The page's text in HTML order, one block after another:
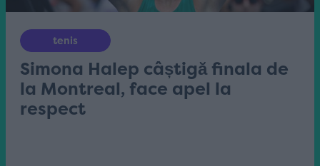
tenis
Simona Halep câștigă finala de
la Montreal, face apel la
respect